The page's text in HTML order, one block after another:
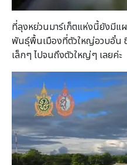
ที่ลุงหย่วนมาร์เก็ตแห่งนี้ยังมีแ
พันธุ์พื้นเมืองที่ตัวใหญ่อวบอั๋น
เล็กๆ ไปจนถึงตัวใหญ่ๆ เลยค่ะ